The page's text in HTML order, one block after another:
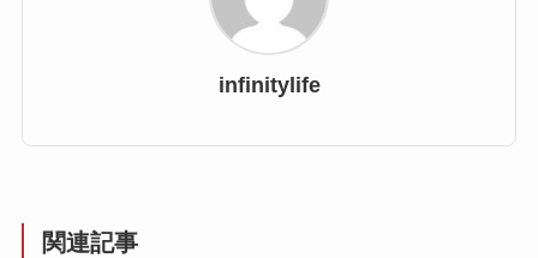
infinitylife
関連記事